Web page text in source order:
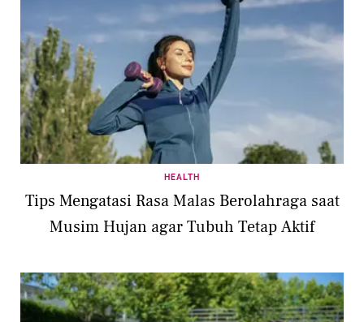
HEALTH
Tips Mengatasi Rasa Malas Berolahraga saat
Musim Hujan agar Tubuh Tetap Aktif